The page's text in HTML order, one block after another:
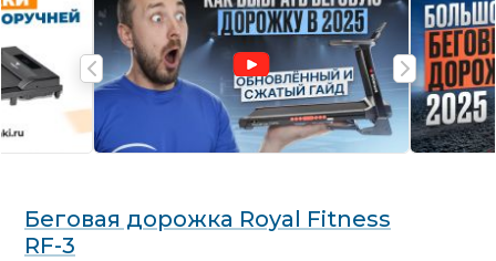
Беговая дорожка Royal Fitness
RF-3